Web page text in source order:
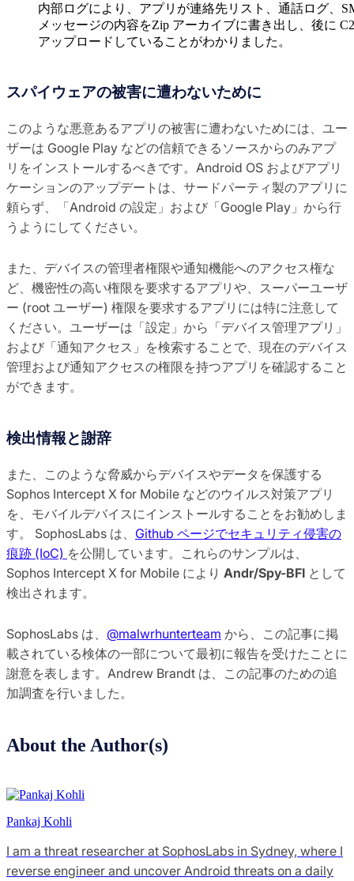
内部ログにより、アプリが連絡先リスト、通話ログ、
メッセージの内容をZip アーカイブに書き出し、後に
アップロードしていることがわかりました。
スパイウェアの被害に遭わないために
このような悪意あるアプリの被害に遭わないためには、ユー
ザーは Google Play などの信頼できるソースからのみアプ
リをインストールするべきです。Android OS およびアプリ
ケーションのアップデートは、サードパーティ製のアプリに
頼らず、「Android の設定」および「Google Play」から行
うようにしてください。
また、デバイスの管理者権限や通知機能へのアクセス権な
ど、機密性の高い権限を要求するアプリや、スーパーユーザ
ー (root ユーザー) 権限を要求するアプリには特に注意して
ください。ユーザーは「設定」から「デバイス管理アプリ」
および「通知アクセス」を検索することで、現在のデバイス
管理および通知アクセスの権限を持つアプリを確認すること
ができます。
検出情報と謝辞
また、このような脅威からデバイスやデータを保護する
Sophos Intercept X for Mobile などのウイルス対策アプリ
を、モバイルデバイスにインストールすることをお勧めしま
す。 SophosLabs は、 Github ページでセキュリティ侵害の
痕跡 (IoC) を公開しています。これらのサンプルは、
Sophos Intercept X for Mobile により Andr/Spy-BFI として
検出されます。
SophosLabs は、 @malwrhunterteam から、この記事に掲
載されている検体の一部について最初に報告を受けたことに
謝意を表します。Andrew Brandt は、この記事のための追
加調査を行いました。
About the Author(s)
Pankaj Kohli
I am a threat researcher at SophosLabs in Sydney, where I
reverse engineer and uncover Android threats on a daily